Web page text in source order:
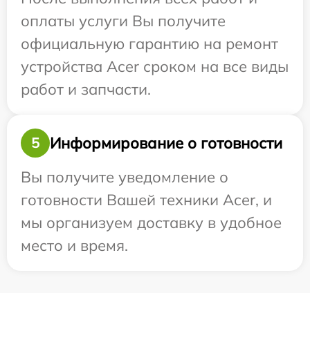
оплаты услуги Вы получите
официальную гарантию на ремонт
устройства Acer сроком на все виды
работ и запчасти.
5
Информирование о готовности
Вы получите уведомление о
готовности Вашей техники Acer, и
мы организуем доставку в удобное
место и время.